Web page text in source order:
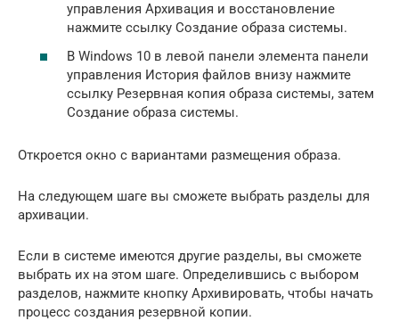
управления Архивация и восстановление
нажмите ссылку Создание образа системы.
В Windows 10 в левой панели элемента панели
управления История файлов внизу нажмите
ссылку Резервная копия образа системы, затем
Создание образа системы.
Откроется окно с вариантами размещения образа.
На следующем шаге вы сможете выбрать разделы для
архивации.
Если в системе имеются другие разделы, вы сможете
выбрать их на этом шаге. Определившись с выбором
разделов, нажмите кнопку Архивировать, чтобы начать
процесс создания резервной копии.